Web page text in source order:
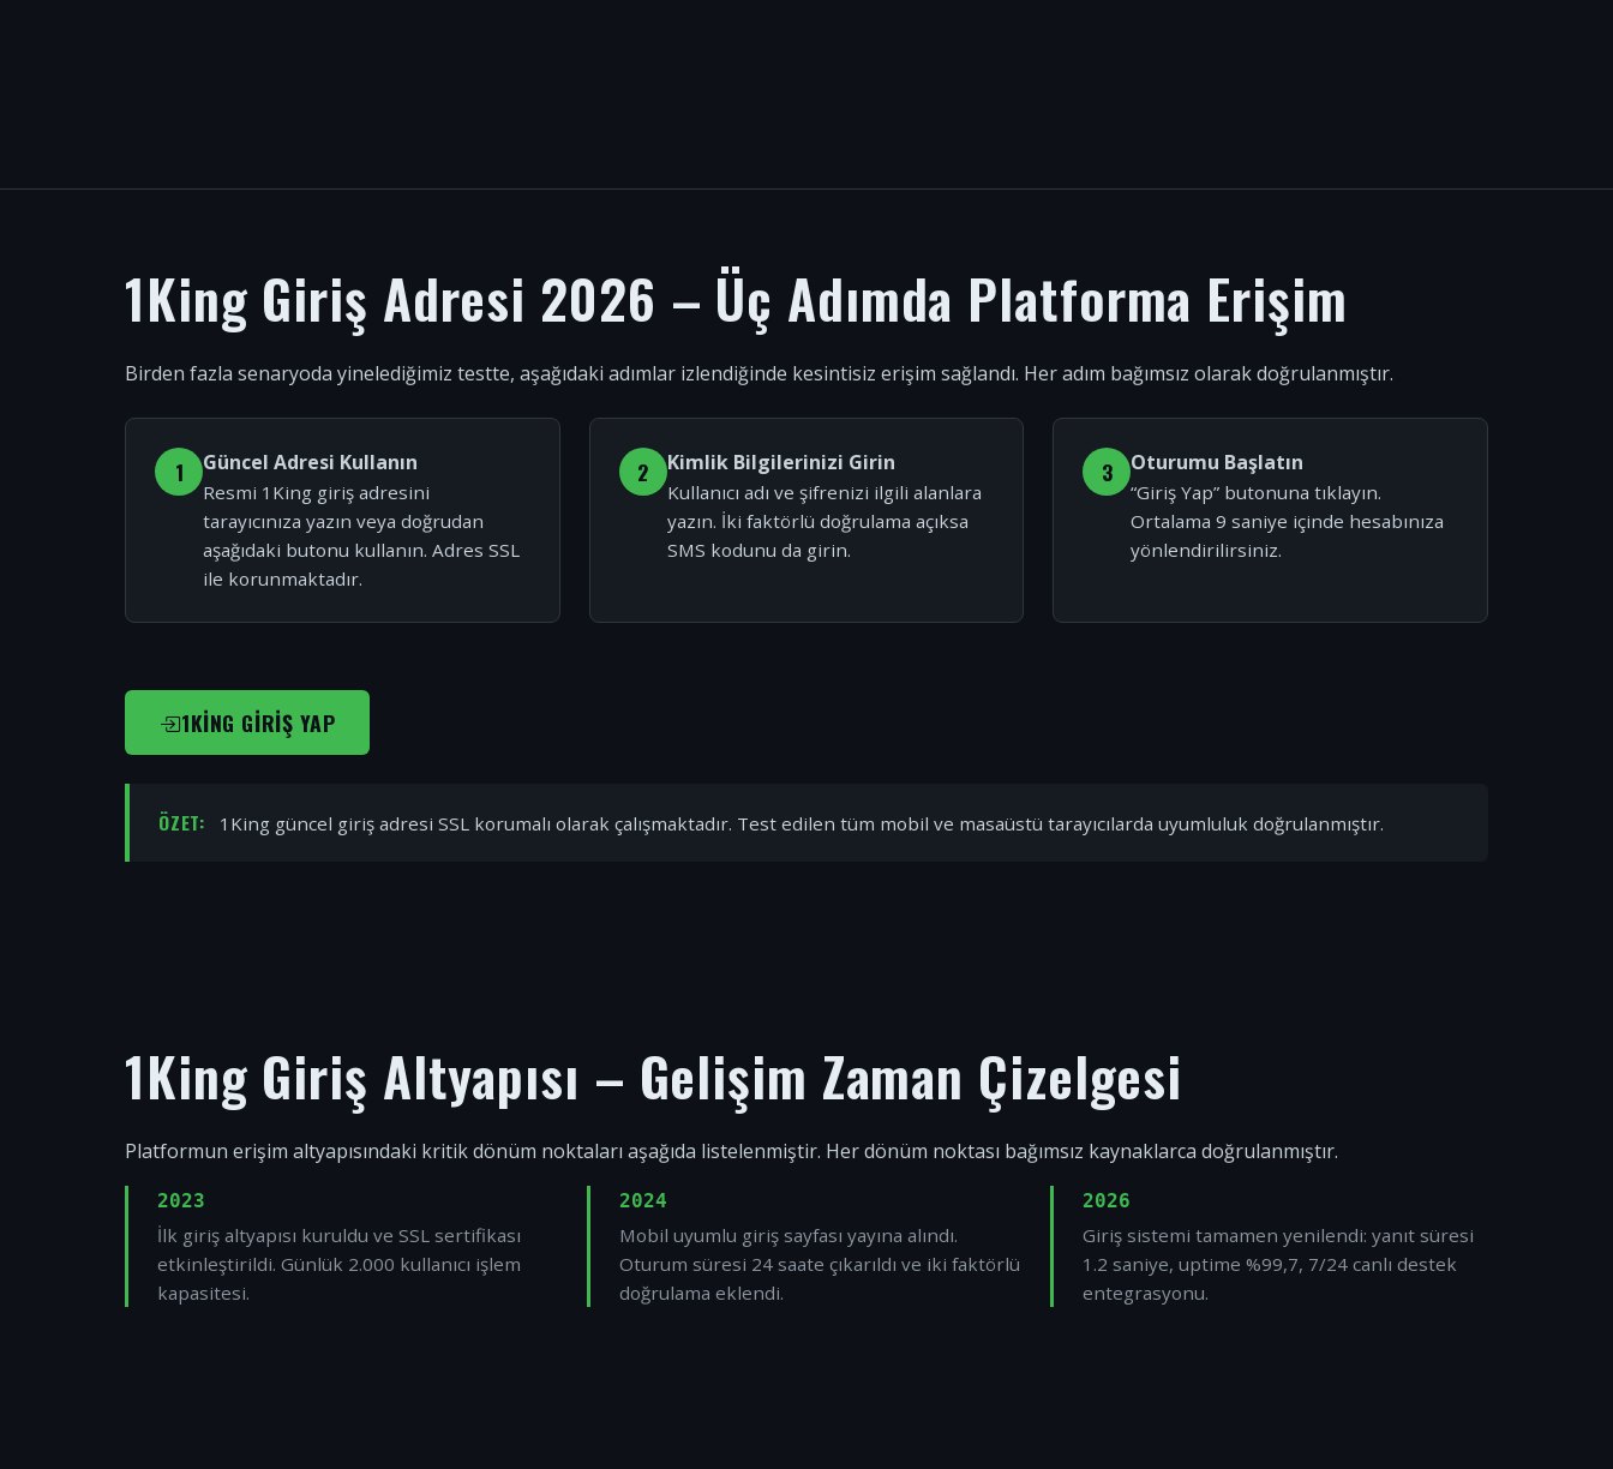
1King Giriş Adresi 2026 – Üç Adımda Platforma Erişim
Birden fazla senaryoda yinelediğimiz testte, aşağıdaki adımlar izlendiğinde kesintisiz erişim sağlandı. Her adım bağımsız olarak doğrulanmıştır.
1 Güncel Adresi Kullanın
Resmi 1King giriş adresini
tarayıcınıza yazın veya doğrudan
aşağıdaki butonu kullanın. Adres SSL
ile korunmaktadır.
2 Kimlik Bilgilerinizi Girin
Kullanıcı adı ve şifrenizi ilgili alanlara
yazın. İki faktörlü doğrulama açıksa
SMS kodunu da girin.
3 Oturumu Başlatın
“Giriş Yap” butonuna tıklayın.
Ortalama 9 saniye içinde hesabınıza
yönlendirilirsiniz.
1KING GIRIŞ YAP
ÖZET: 1King güncel giriş adresi SSL korumalı olarak çalışmaktadır. Test edilen tüm mobil ve masaüstü tarayıcılarda uyumluluk doğrulanmıştır.
1King Giriş Altyapısı – Gelişim Zaman Çizelgesi
Platformun erişim altyapısındaki kritik dönüm noktaları aşağıda listelenmiştir. Her dönüm noktası bağımsız kaynaklarca doğrulanmıştır.
2023
İlk giriş altyapısı kuruldu ve SSL sertifikası
etkinleştirildi. Günlük 2.000 kullanıcı işlem
kapasitesi.
2024
Mobil uyumlu giriş sayfası yayına alındı.
Oturum süresi 24 saate çıkarıldı ve iki faktörlü
doğrulama eklendi.
2026
Giriş sistemi tamamen yenilendi: yanıt süresi
1.2 saniye, uptime %99,7, 7/24 canlı destek
entegrasyonu.